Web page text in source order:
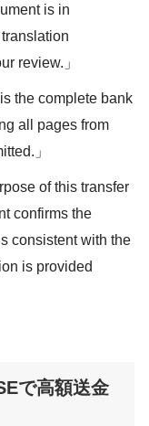
is in
review.」
the complete bank
all pages from
」
of this transfer
confirms the
consistent with the
is provided
で高額送金